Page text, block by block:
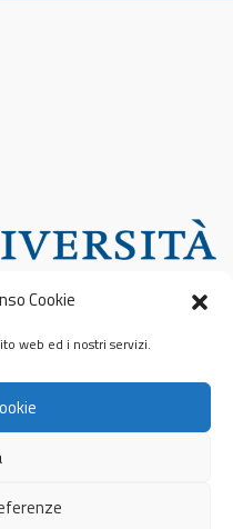
Cookie
web ed i nostri servizi.
By continuing to use this
cookies, see here: